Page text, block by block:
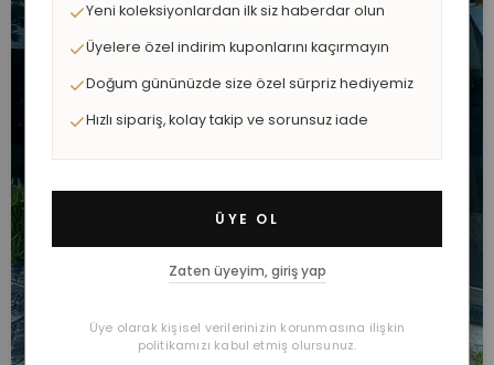
Yeni koleksiyonlardan ilk siz haberdar olun
Üyelere özel indirim kuponlarını kaçırmayın
Doğum gününüzde size özel sürpriz hediyemiz
Hızlı sipariş, kolay takip ve sorunsuz iade
ÜYE OL
Zaten üyeyim, giriş yap
Üye olarak kişisel verilerinizin korunmasına ilişkin
politikamızı kabul etmiş olursunuz.